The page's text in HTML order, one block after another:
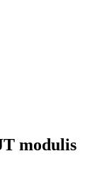
modulis